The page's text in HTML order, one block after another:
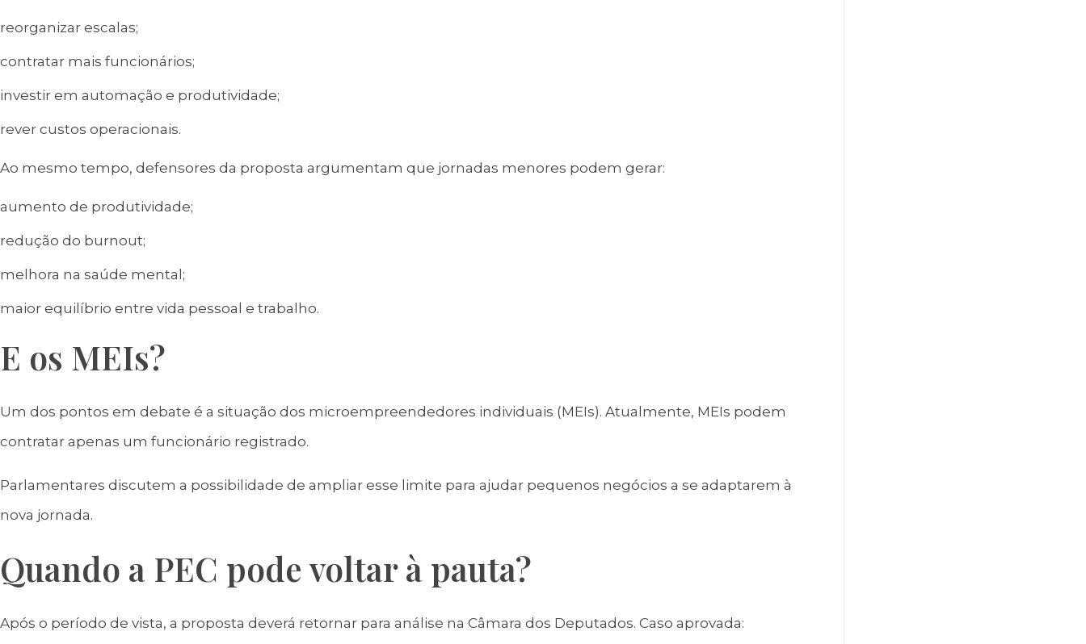
reorganizar escalas;
contratar mais funcionários;
investir em automação e produtividade;
rever custos operacionais.
Ao mesmo tempo, defensores da proposta argumentam que jornadas menores podem gerar:
aumento de produtividade;
redução do burnout;
melhora na saúde mental;
maior equilíbrio entre vida pessoal e trabalho.
E os MEIs?
Um dos pontos em debate é a situação dos microempreendedores individuais (MEIs). Atualmente, MEIs podem
contratar apenas um funcionário registrado.
Parlamentares discutem a possibilidade de ampliar esse limite para ajudar pequenos negócios a se adaptarem à
nova jornada.
Quando a PEC pode voltar à pauta?
Após o período de vista, a proposta deverá retornar para análise na Câmara dos Deputados. Caso aprovada: